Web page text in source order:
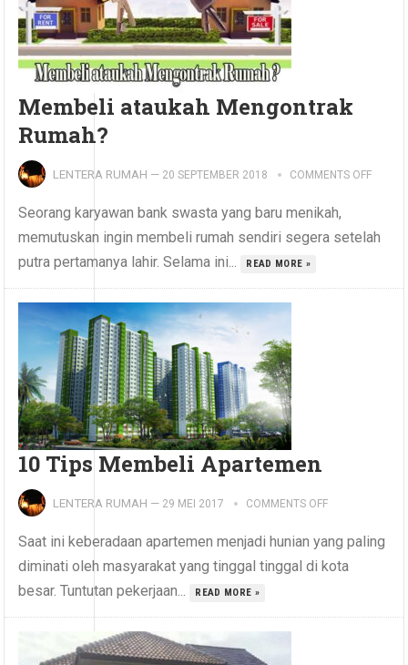
Membeli ataukah Mengontrak
Rumah?
LENTERA RUMAH — 20 SEPTEMBER 2018 COMMENTS OFF
Seorang karyawan bank swasta yang baru menikah,
memutuskan ingin membeli rumah sendiri segera setelah
putra pertamanya lahir. Selama ini...
READ MORE »
10 Tips Membeli Apartemen
LENTERA RUMAH — 29 MEI 2017 COMMENTS OFF
Saat ini keberadaan apartemen menjadi hunian yang paling
diminati oleh masyarakat yang tinggal tinggal di kota
besar. Tuntutan pekerjaan...
READ MORE »